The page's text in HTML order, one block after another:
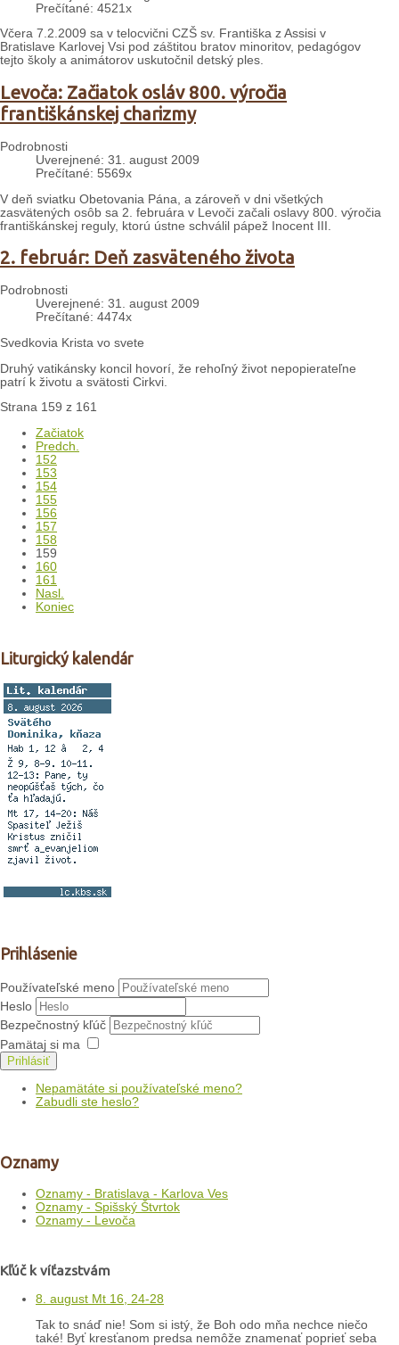
Prečítané: 4521x
Včera 7.2.2009 sa v telocvični CZŠ sv. Františka z Assisi v
Bratislave Karlovej Vsi pod záštitou bratov minoritov, pedagógov
tejto školy a animátorov uskutočnil detský ples.
Levoča: Začiatok osláv 800. výročia
františkánskej charizmy
Podrobnosti
Uverejnené: 31. august 2009
Prečítané: 5569x
V deň sviatku Obetovania Pána, a zároveň v dni všetkých
zasvätených osôb sa 2. februára v Levoči začali oslavy 800. výročia
františkánskej reguly, ktorú ústne schválil pápež Inocent III.
2. február: Deň zasväteného života
Podrobnosti
Uverejnené: 31. august 2009
Prečítané: 4474x
Svedkovia Krista vo svete
Druhý vatikánsky koncil hovorí, že rehoľný život nepopierateľne
patrí k životu a svätosti Cirkvi.
Strana 159 z 161
Začiatok
Predch.
152
153
154
155
156
157
158
159
160
161
Nasl.
Koniec
Liturgický kalendár
Prihlásenie
Používateľské meno
Heslo
Bezpečnostný kľúč
Pamätaj si ma
Prihlásiť
Nepamätáte si používateľské meno?
Zabudli ste heslo?
Oznamy
Oznamy - Bratislava - Karlova Ves
Oznamy - Spišský Štvrtok
Oznamy - Levoča
Kľúč k víťazstvám
8. august Mt 16, 24-28
Tak to snáď nie! Som si istý, že Boh odo mňa nechce niečo
také! Byť kresťanom predsa nemôže znamenať poprieť seba